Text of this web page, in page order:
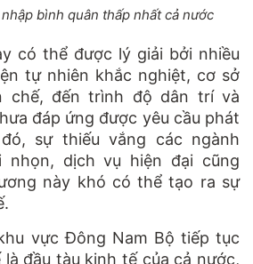
bình quân thấp nhất cả nước
có thể được lý giải bởi nhiều
tự nhiên khắc nghiệt, cơ sở
chế, đến trình độ dân trí và
đáp ứng được yêu cầu phát
sự thiếu vắng các ngành
nhọn, dịch vụ hiện đại cũng
này khó có thể tạo ra sự
vực Đông Nam Bộ tiếp tục
đầu tàu kinh tế của cả nước,